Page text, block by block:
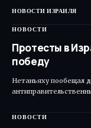
НОВОСТИ ИЗРАИЛЯ
НОВОСТИ
Протесты в
победу
Нетаньяху пообещал
НОВОСТИ